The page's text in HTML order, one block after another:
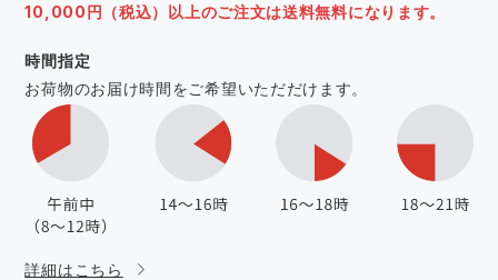
10,000円（税込）以上のご注文は送料無料になります。
時間指定
お荷物のお届け時間をご希望いただだけます。
詳細はこちら